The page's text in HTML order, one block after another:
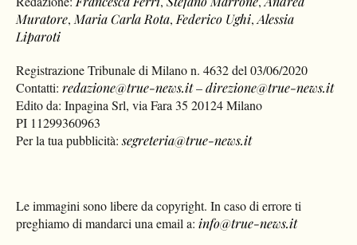
Muratore, Maria Carla Rota, Federico Ughi,Alessia
Liparoti
Registrazione Tribunale di Milano n. 4632 del 03/06/2020
Contatti:redazione@true-news.it–direzione@true-news.it
Edito da: Inpagina Srl, via Fara 35 20124 Milano
PI 11299360963
Per la tua pubblicità:segreteria@true-news.it
Le immagini sono libere da copyright. In caso di errore ti
preghiamo di mandarci una email a: info@true-news.it